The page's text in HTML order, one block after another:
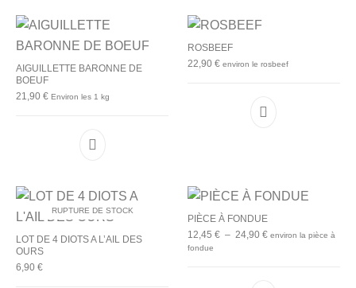
AIGUILLETTE BARONNE DE
BOEUF
21,90€ Environ les 1 kg
ROSBEEF
22,90 € environ le rosbeef
RUPTURE DE STOCK
LOT DE 4 DIOTS A L’AIL DES
OURS
6,90€
PIÈCE À FONDUE
12,45 € – 24,90 €Plage de prix :
environ la pièce à
fondue